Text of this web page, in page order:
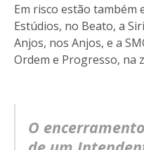
Em risco estão também
Estúdios, no Beato, a
Anjos, nos Anjos, e a
Ordem e Progresso, na
O